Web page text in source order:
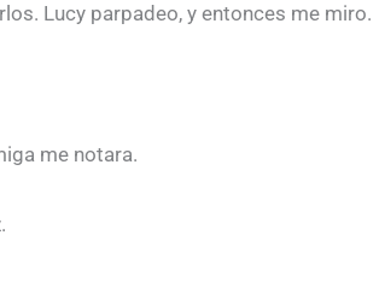
Lucy parpadeo, y entonces me miro.
me notara.